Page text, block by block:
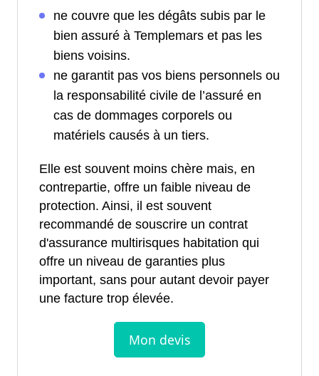
ne couvre que les dégâts subis par le
bien assuré à Templemars et pas les
biens voisins.
ne garantit pas vos biens personnels ou
la responsabilité civile de l’assuré en
cas de dommages corporels ou
matériels causés à un tiers.
Elle est souvent moins chère mais, en
contrepartie, offre un faible niveau de
protection. Ainsi, il est souvent
recommandé de souscrire un contrat
d'assurance multirisques habitation qui
offre un niveau de garanties plus
important, sans pour autant devoir payer
une facture trop élevée.